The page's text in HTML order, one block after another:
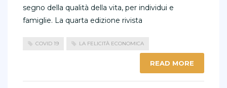
segno della qualità della vita, per individui e
famiglie. La quarta edizione rivista
COVID 19 LA FELICITÀ ECONOMICA
READ MORE